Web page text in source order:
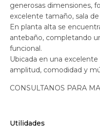
generosas dimensiones,
excelente tamaño, sala
En planta alta se
antebaño, completando
funcional.
Ubicada en una
amplitud, comodidad y
CONSULTANOS PARA
Utilidades